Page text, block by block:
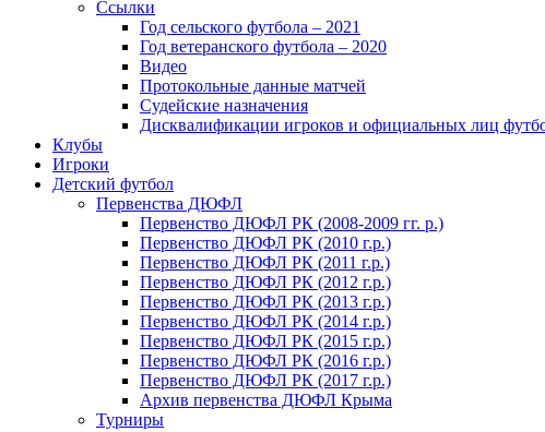
Ссылки
Год сельского футбола – 2021
Год ветеранского футбола – 2020
Видео
Протокольные данные матчей
Судейские назначения
Дисквалификации игроков и официальных лиц
Клубы
Игроки
Детский футбол
Первенства ДЮФЛ
Первенство ДЮФЛ РК (2008-2009 гг. р.)
Первенство ДЮФЛ РК (2010 г.р.)
Первенство ДЮФЛ РК (2011 г.р.)
Первенство ДЮФЛ РК (2012 г.р.)
Первенство ДЮФЛ РК (2013 г.р.)
Первенство ДЮФЛ РК (2014 г.р.)
Первенство ДЮФЛ РК (2015 г.р.)
Первенство ДЮФЛ РК (2016 г.р.)
Первенство ДЮФЛ РК (2017 г.р.)
Архив первенства ДЮФЛ Крыма
Турниры